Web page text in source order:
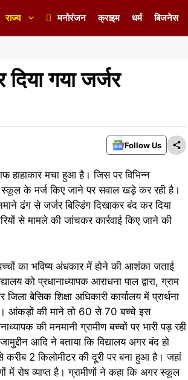
राज्य मनोरंजन क्राइम धर्म बिजनेस
गया जर्जर
Follow Us
मचा हुआ है। जिस पर विभिन्न
स्कूल के मर्ज किए जाने पर सवाल खड़े कर रही है।
ढंग से जर्जर बिल्डिंग दिखाकर बंद कर दिया
से मामले की जांचकर कार्रवाई किए जाने की
का भविष्य अंधकार में होने की आशंका जताई
को प्रधानाध्यापक आराधना पाल द्वारा, ग्राम
बेसिक शिक्षा अधिकारी कार्यालय में प्रार्थना
आंकड़ों की माने तो 60 से 70 बच्चे इस
की मनमानी ग्रामीण बच्चों पर भारी पड़ रही
आदि ने बताया कि विद्यालय अगर बंद हो
करीब 2 किलोमीटर की दूरी पर बना हुआ है। जहां
में रोष व्याप्त है। ग्रामीणों ने कहा कि अगर स्कूल